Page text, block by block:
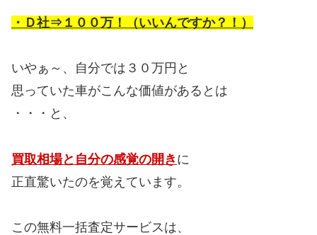
・Ｄ社⇒１００万！（いいんですか？！）
いやぁ～、自分では３０万円と
思っていた車がこんな価値があるとは
・・・と、
買取相場と自分の感覚の開き に
正直驚いたのを覚えています。
この無料一括査定サービスは、